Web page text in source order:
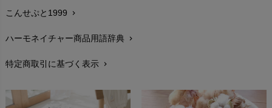
お手入れについて
レビューを書こうchevron_right
返品交換chevron_right
FAXでのご注文
こんせぷと1999 chevron_right
ハーモネイチャー商品用語辞典 chevron_right
特定商取引に基づく表示 chevron_right